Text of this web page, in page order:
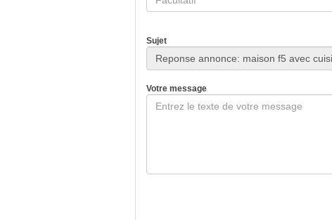
Sujet
Votre message